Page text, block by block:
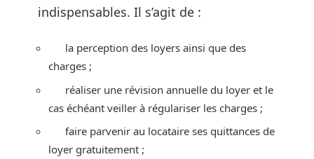
indispensables. Il s’agit de :
la perception des loyers ainsi que des
charges ;
réaliser une révision annuelle du loyer et le
cas échéant veiller à régulariser les charges ;
faire parvenir au locataire ses quittances de
loyer gratuitement ;